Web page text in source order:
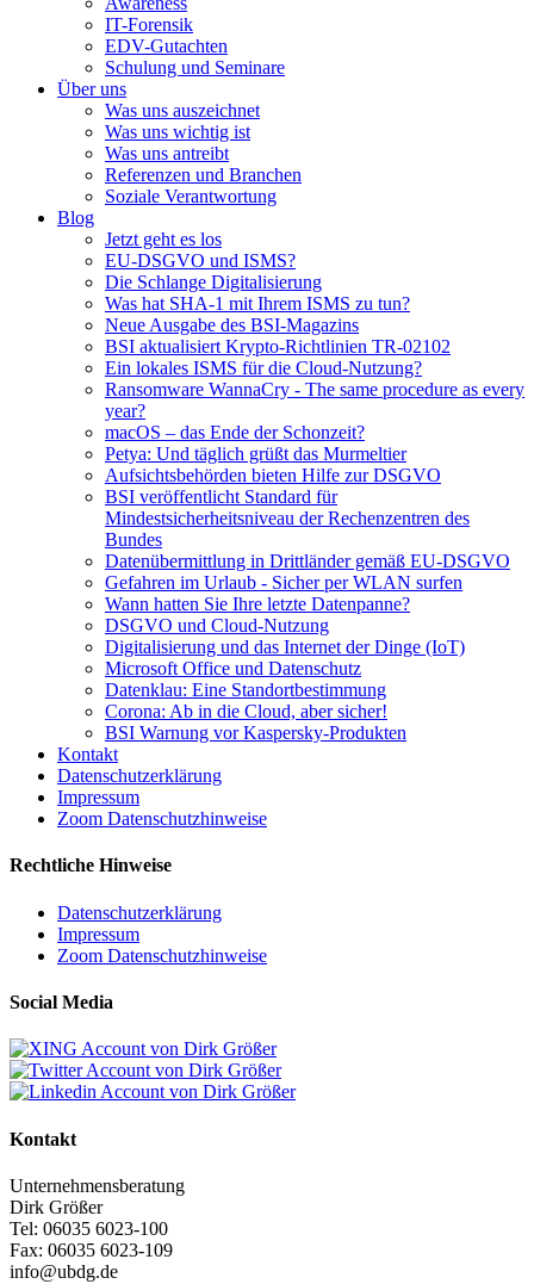
IT-Forensik
EDV-Gutachten
Schulung und Seminare
Über uns
Was uns auszeichnet
Was uns wichtig ist
Was uns antreibt
Referenzen und Branchen
Soziale Verantwortung
Blog
Jetzt geht es los
EU-DSGVO und ISMS?
Die Schlange Digitalisierung
Was hat SHA-1 mit Ihrem ISMS zu tun?
Neue Ausgabe des BSI-Magazins
BSI aktualisiert Krypto-Richtlinien TR-02102
Ein lokales ISMS für die Cloud-Nutzung?
Ransomware WannaCry - The same procedure as every
year?
macOS – das Ende der Schonzeit?
Petya: Und täglich grüßt das Murmeltier
Aufsichtsbehörden bieten Hilfe zur DSGVO
BSI veröffentlicht Standard für
Mindestsicherheitsniveau der Rechenzentren des
Bundes
Datenübermittlung in Drittländer gemäß EU-DSGVO
Gefahren im Urlaub - Sicher per WLAN surfen
Wann hatten Sie Ihre letzte Datenpanne?
DSGVO und Cloud-Nutzung
Digitalisierung und das Internet der Dinge (IoT)
Microsoft Office und Datenschutz
Datenklau: Eine Standortbestimmung
Corona: Ab in die Cloud, aber sicher!
BSI Warnung vor Kaspersky-Produkten
Kontakt
Datenschutzerklärung
Impressum
Zoom Datenschutzhinweise
Rechtliche Hinweise
Datenschutzerklärung
Impressum
Zoom Datenschutzhinweise
Social Media
Kontakt
Unternehmensberatung
Dirk Größer
Tel: 06035 6023-100
Fax: 06035 6023-109
info@ubdg.de